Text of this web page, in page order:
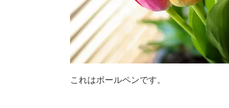
これはボールペンです。